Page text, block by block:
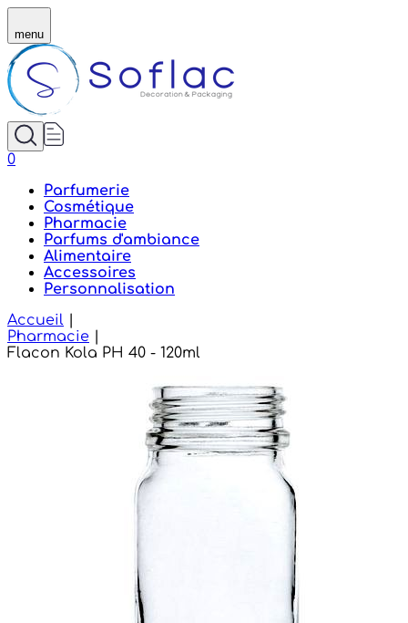
Soflac - Flacon Kola PH 40 - 120ml
menu
0
Parfumerie
Cosmétique
Pharmacie
Parfums d'ambiance
Alimentaire
Accessoires
Personnalisation
Accueil
Pharmacie
Flacon Kola PH 40 - 120ml